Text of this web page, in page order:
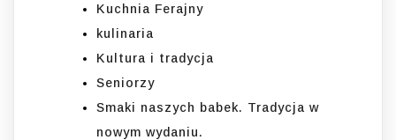
Kuchnia Ferajny
kulinaria
Kultura i tradycja
Seniorzy
Smaki naszych babek. Tradycja w
nowym wydaniu.